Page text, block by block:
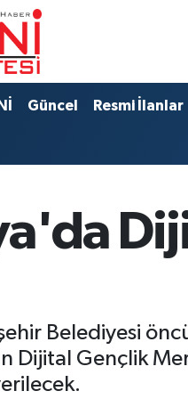
Güncel Resmi İlanlar
Belediyesi
Dijital Gençlik